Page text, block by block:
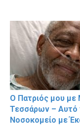
Ο Πατριός μου
Τεσσάρων – Αυτό
Νοσοκομείο με